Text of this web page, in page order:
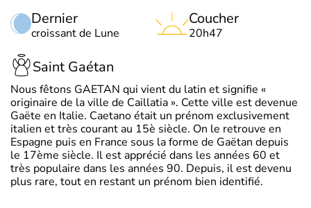
Dernier
croissant de Lune
Coucher
20h47
Saint Gaétan
Nous fêtons GAETAN qui vient du latin et signifie «
originaire de la ville de Caillatia ». Cette ville est devenue
Gaëte en Italie. Caetano était un prénom exclusivement
italien et très courant au 15è siècle. On le retrouve en
Espagne puis en France sous la forme de Gaëtan depuis
le 17ème siècle. Il est apprécié dans les années 60 et
très populaire dans les années 90. Depuis, il est devenu
plus rare, tout en restant un prénom bien identifié.